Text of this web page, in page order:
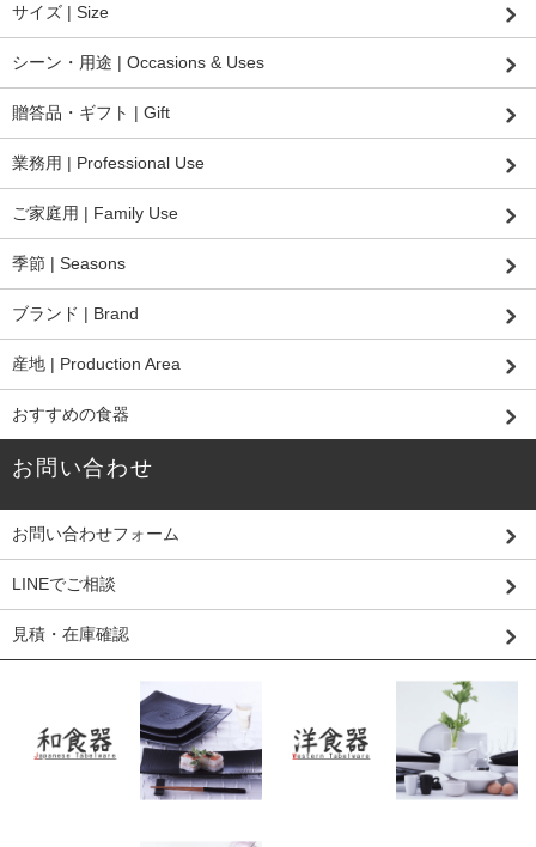
サイズ | Size
シーン・用途 | Occasions & Uses
贈答品・ギフト | Gift
業務用 | Professional Use
ご家庭用 | Family Use
季節 | Seasons
ブランド | Brand
産地 | Production Area
おすすめの食器
お問い合わせ
お問い合わせフォーム
LINEでご相談
見積・在庫確認